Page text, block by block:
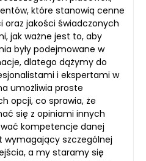
które stanowią cenne
jakości świadczonych
jak ważne jest to, aby
były podejmowane w
dlatego dążymy do
i ekspertami w
umożliwia proste
opcji, co sprawia, że
się z opiniami innych
kompetencje danej
wymagający szczególnej
a my staramy się